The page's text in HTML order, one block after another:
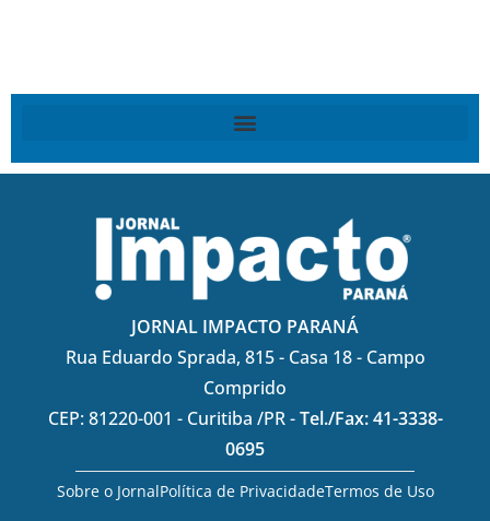
JORNAL IMPACTO PARANÁ
Rua Eduardo Sprada, 815 - Casa 18 - Campo
Comprido
CEP: 81220-001 - Curitiba /PR -Tel./Fax: 41-3338-
0695
Sobre o JornalPolítica de PrivacidadeTermos de Uso